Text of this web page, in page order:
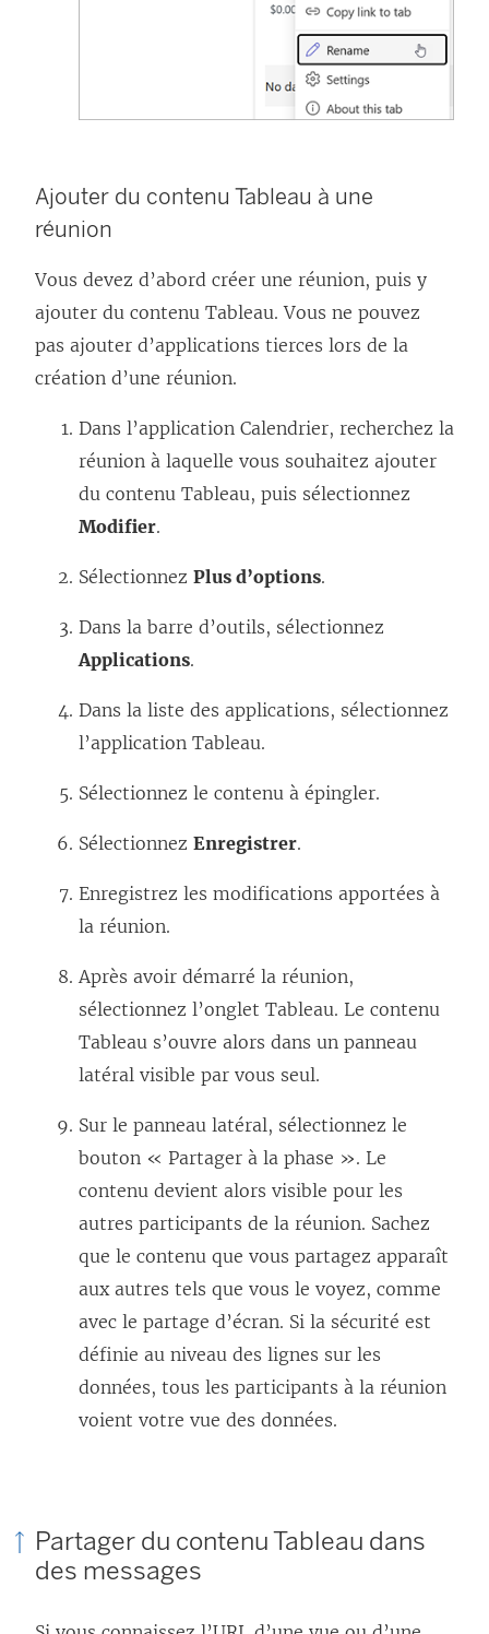
Ajouter du contenu Tableau à une
réunion
Vous devez d’abord créer une réunion, puis y
ajouter du contenu Tableau. Vous ne pouvez
pas ajouter d’applications tierces lors de la
création d’une réunion.
Dans l’application Calendrier, recherchez la
réunion à laquelle vous souhaitez ajouter
du contenu Tableau, puis sélectionnez
Modifier.
Sélectionnez Plus d’options.
Dans la barre d’outils, sélectionnez
Applications.
Dans la liste des applications, sélectionnez
l’application Tableau.
Sélectionnez le contenu à épingler.
Sélectionnez Enregistrer.
Enregistrez les modifications apportées à
la réunion.
Après avoir démarré la réunion,
sélectionnez l’onglet Tableau. Le contenu
Tableau s’ouvre alors dans un panneau
latéral visible par vous seul.
Sur le panneau latéral, sélectionnez le
bouton « Partager à la phase ». Le
contenu devient alors visible pour les
autres participants de la réunion. Sachez
que le contenu que vous partagez apparaît
aux autres tels que vous le voyez, comme
avec le partage d’écran. Si la sécurité est
définie au niveau des lignes sur les
données, tous les participants à la réunion
voient votre vue des données.
Partager du contenu Tableau dans
des messages